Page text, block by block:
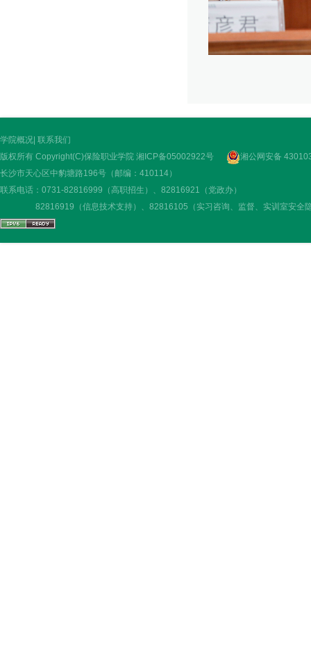
学院概况 联系我们
版权所有 Copyright(C)保险职业学院 湘ICP备05002922号
湘公网安备
长沙市天心区中豹塘路196号（邮编：410114）
联系电话：0731-82816999（高职招生）、82816921（党政办）
82816919（信息技术支持）、82816105（实习咨询、监督、实训室安全